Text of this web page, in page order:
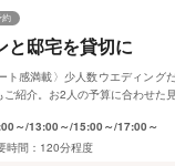
邸宅を貸切に
約
ト感満載〉少人数ウエディング
紹介。お2人の予算に合わせた
～ 13:00～ 15:00～ 17:00～
120分程度